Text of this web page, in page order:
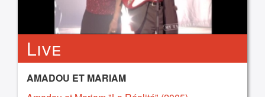
Live
AMADOU ET MARIAM